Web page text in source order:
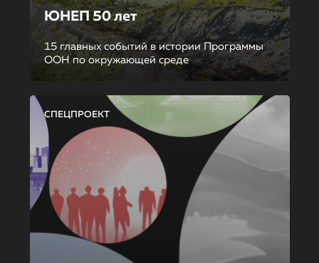
ЮНЕП 50 лет
15 главных событий в истории Программы
ООН по окружающей среде
СПЕЦПРОЕКТ